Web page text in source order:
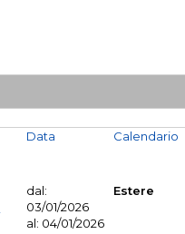
Data
dal:
03/01/2026
al: 04/01/2026
Calendario
Estere